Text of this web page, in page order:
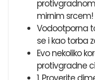
mirnim srcem!
Vodootporna
se i kao torba
Evo nekoliko
protivgradne